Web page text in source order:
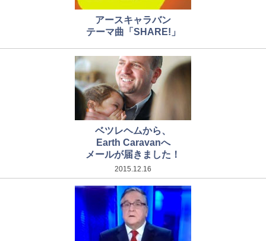
アースキャラバン
テーマ曲「SHARE!」
ベツレヘムから、
Earth Caravanへ
メールが届きました！
2015.12.16